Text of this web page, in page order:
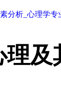
分析_心理学专